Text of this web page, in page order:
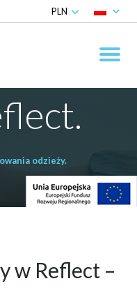
PLN
odzieży.
w Reflect –